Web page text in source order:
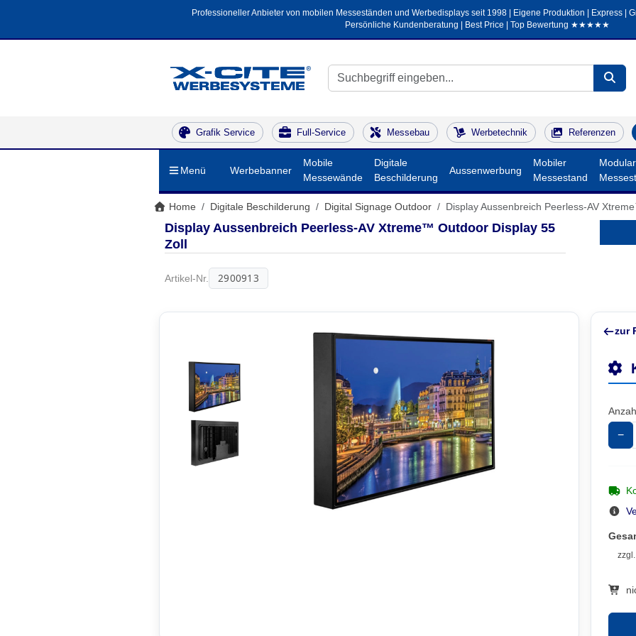
Professioneller Anbieter von mobilen Messeständen und Werbedisplays seit 1998 | Eigene Produktion | Express |
Persönliche Kundenberatung | Best Price | Top Bewertung ★★★★★
Grafik Service Full-Service Messebau Werbetechnik Referenzen
Menü Werbebanner
Mobile
Messewände
Digitale
Beschilderung
Aussenwerbung
Mobiler
Messestand
Home Digitale Beschilderung Digital Signage Outdoor Display Aussenbreich Peerless-AV
Display Aussenbreich Peerless-AV Xtreme™ Outdoor Display 55
Zoll
Artikel-Nr. 2900913
zur
−
zzgl.